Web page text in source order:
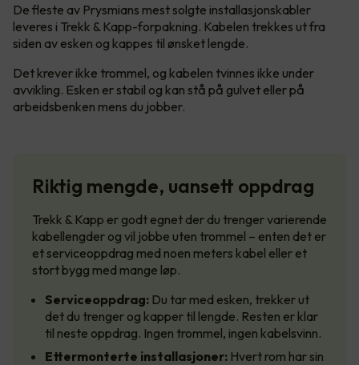
De fleste av Prysmians mest solgte installasjonskabler
leveres i Trekk & Kapp-forpakning. Kabelen trekkes ut fra
siden av esken og kappes til ønsket lengde.
Det krever ikke trommel, og kabelen tvinnes ikke under
avvikling. Esken er stabil og kan stå på gulvet eller på
arbeidsbenken mens du jobber.
Riktig mengde, uansett oppdrag
Trekk & Kapp er godt egnet der du trenger varierende
kabellengder og vil jobbe uten trommel – enten det er
et serviceoppdrag med noen meters kabel eller et
stort bygg med mange løp.
Serviceoppdrag: Du tar med esken, trekker ut
det du trenger og kapper til lengde. Resten er klar
til neste oppdrag. Ingen trommel, ingen kabelsvinn.
Ettermonterte installasjoner: Hvert rom har sin